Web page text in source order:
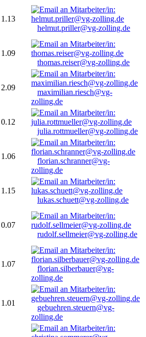
1.13
helmut.priller@vg-zolling.de
1.09
thomas.reiser@vg-zolling.de
2.09
maximilian.riesch@vg-
zolling.de
0.12
julia.rottmueller@vg-zolling.de
1.06
florian.schranner@vg-
zolling.de
1.15
lukas.schuett@vg-zolling.de
0.07
rudolf.sellmeier@vg-zolling.de
1.07
florian.silberbauer@vg-
zolling.de
1.01
gebuehren.steuern@vg-
zolling.de